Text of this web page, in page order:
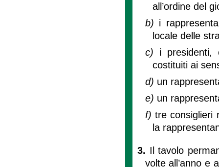
all’ordine del
b) i
locale delle
c) i presidenti,
costituiti ai
d) un
e) un
f) tre consiglieri
la
3. Il tavolo
volte all’anno e